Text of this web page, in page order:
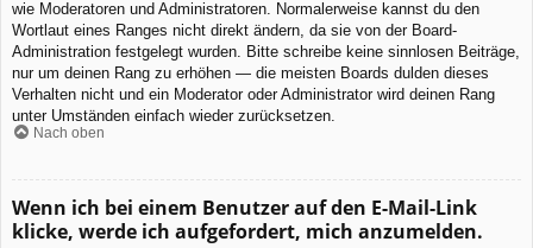
wie Moderatoren und Administratoren. Normalerweise kannst du den
Wortlaut eines Ranges nicht direkt ändern, da sie von der Board-
Administration festgelegt wurden. Bitte schreibe keine sinnlosen Beiträge,
nur um deinen Rang zu erhöhen — die meisten Boards dulden dieses
Verhalten nicht und ein Moderator oder Administrator wird deinen Rang
unter Umständen einfach wieder zurücksetzen.
Nach oben
Wenn ich bei einem Benutzer auf den E-Mail-Link
klicke, werde ich aufgefordert, mich anzumelden.